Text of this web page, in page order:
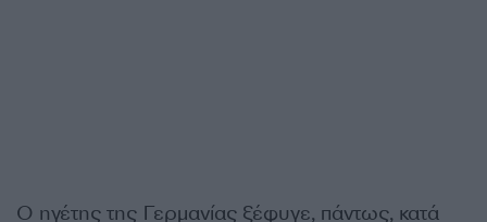
Ο ηγέτης της Γερμανίας ξέφυγε, πάντως, κατά